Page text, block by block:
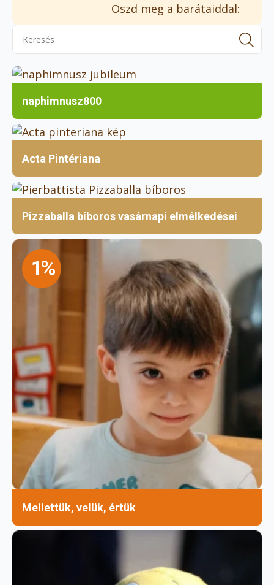
Oszd meg a barátaiddal:
naphimnusz800
Acta Pintériana
Pizzaballa bíboros vasárnapi elmélkedései
1%
Mellettük, velük, értük